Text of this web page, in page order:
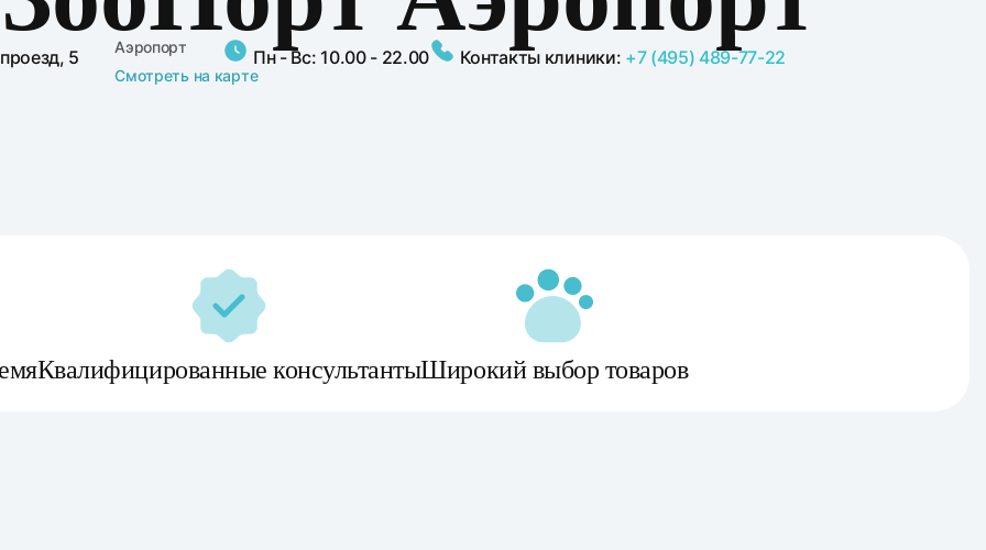
5
Аэропорт
Смотреть на карте
Пн - Вс: 10.00 - 22.00 Контакты клиники: +7 (495) 489-77-22
Квалифицированные консультантыШирокий выбор товаров